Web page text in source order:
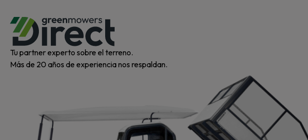
Tu partner experto sobre el terreno.
Más de 20 años de experiencia nos respaldan.